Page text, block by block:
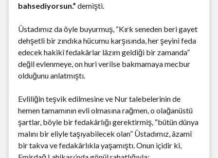
bahsediyorsun.” demişti.
Üstadımız da öyle buyurmuş, “Kırk seneden beri gayet
dehşetli bir zındıka hücumu karşısında, her şeyini feda
edecek hakikî fedakârlar lâzım geldiği bir zamanda”
değil evlenmeye, on huri verilse bakmamaya mecbur
olduğunu anlatmıştı.
Evliliğin teşvik edilmesine ve Nur talebelerinin de
hemen tamamının evli olmasına rağmen, o olağanüstü
şartlar, böyle bir fedakârlığı gerektirmiş, “bütün dünya
malını bir eliyle taşıyabilecek olan” Üstadımız, âzamî
bir takva ve fedakârlıkla yaşamıştı. Onun içidir ki,